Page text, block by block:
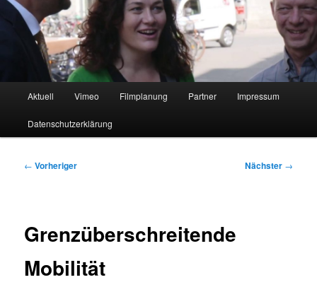
Aktuell Vimeo Filmplanung Partner Impressum
Datenschutzerklärung
Beitragsnavigation
← Vorheriger Nächster →
Grenzüberschreitende
Mobilität